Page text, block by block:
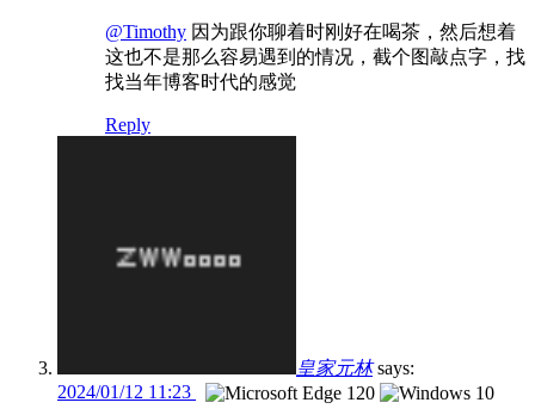
@Timothy 因为跟你聊着时刚好在喝茶，然后想着
这也不是那么容易遇到的情况，截个图敲点字，找
找当年博客时代的感觉
Reply
皇家元林 says:
2024/01/12 11:23